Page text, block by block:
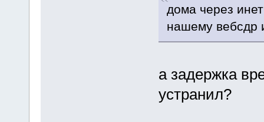
дома через
нашему вебсдр
а задержка
устранил?